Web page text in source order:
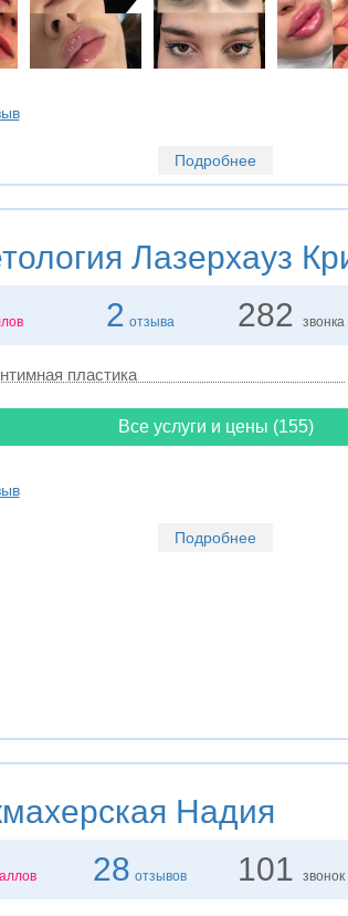
Подробнее
Лазерхауз
2 отзыва 282 звонка
пластика
Все услуги и цены (155)
Подробнее
Надия
28 отзывов 101 звонок